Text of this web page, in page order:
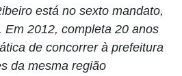
está no sexto mandato,
Em 2012, completa 20 anos
de concorrer à prefeitura
da mesma região